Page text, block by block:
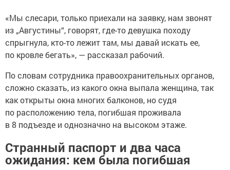
«Мы слесари, только приехали на заявку, нам звонят
из „Августины“, говорят, где-то девушка походу
спрыгнула, кто-то лежит там, мы давай искать ее,
по кровле бегать», — рассказал рабочий.
По словам сотрудника правоохранительных органов,
сложно сказать, из какого окна выпала женщина, так
как открыты окна многих балконов, но судя
по расположению тела, погибшая проживала
в 8 подъезде и однозначно на высоком этаже.
Странный паспорт и два часа
ожидания: кем была погибшая